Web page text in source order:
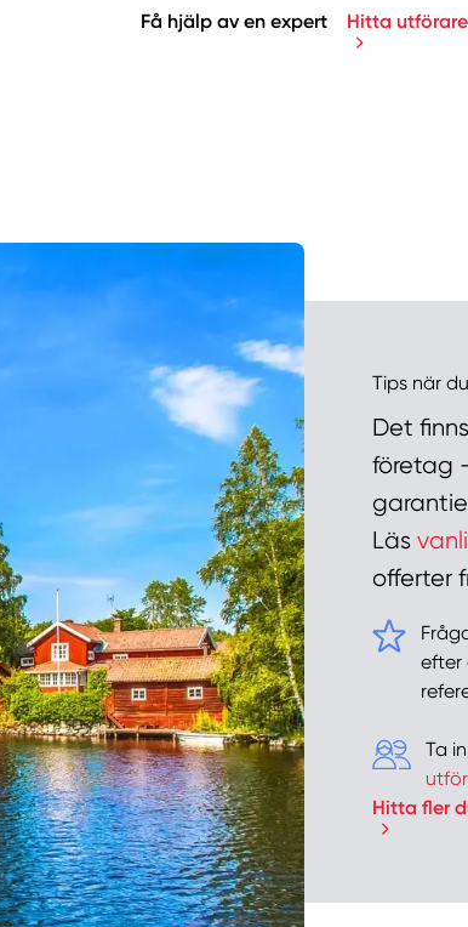
Få hjälp av en expert Hitta utförare
Tips när
Det
företag
Läs
offerter
efter
Ta
Hitta fler